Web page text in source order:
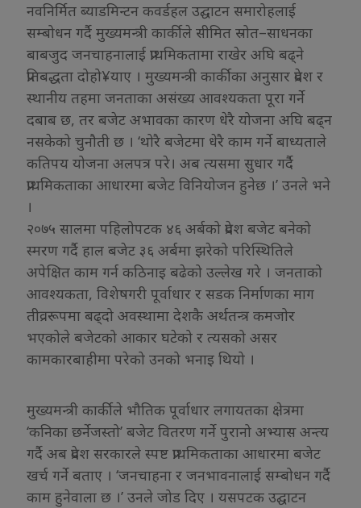
नवनिर्मित ब्याडमिन्टन कवर्डहल उद्घाटन समारोहलाई
सम्बोधन गर्दै मुख्यमन्त्री कार्कीले सीमित स्रोत–साधनका
बाबजुद जनचाहनालाई प्राथमिकतामा राखेर अघि बढ्ने
प्रतिबद्धता दोहो¥याए । मुख्यमन्त्री कार्कीका अनुसार प्रदेश र
स्थानीय तहमा जनताका असंख्य आवश्यकता पूरा गर्ने
दबाब छ, तर बजेट अभावका कारण धेरै योजना अघि बढ्न
नसकेको चुनौती छ । ‘थोरै बजेटमा धेरै काम गर्ने बाध्यताले
कतिपय योजना अलपत्र परे। अब त्यसमा सुधार गर्दै
प्राथमिकताका आधारमा बजेट विनियोजन हुनेछ ।’ उनले भने
।
२०७५ सालमा पहिलोपटक ४६ अर्बको प्रदेश बजेट बनेको
स्मरण गर्दै हाल बजेट ३६ अर्बमा झरेको परिस्थितिले
अपेक्षित काम गर्न कठिनाइ बढेको उल्लेख गरे । जनताको
आवश्यकता, विशेषगरी पूर्वाधार र सडक निर्माणका माग
तीव्ररूपमा बढ्दो अवस्थामा देशकै अर्थतन्त्र कमजोर
भएकोले बजेटको आकार घटेको र त्यसको असर
कामकारबाहीमा परेको उनको भनाइ थियो ।
मुख्यमन्त्री कार्कीले भौतिक पूर्वाधार लगायतका क्षेत्रमा
‘कनिका छर्नेजस्तो’ बजेट वितरण गर्ने पुरानो अभ्यास अन्त्य
गर्दै अब प्रदेश सरकारले स्पष्ट प्राथमिकताका आधारमा बजेट
खर्च गर्ने बताए । ‘जनचाहना र जनभावनालाई सम्बोधन गर्दै
काम हुनेवाला छ ।’ उनले जोड दिए । यसपटक उद्घाटन